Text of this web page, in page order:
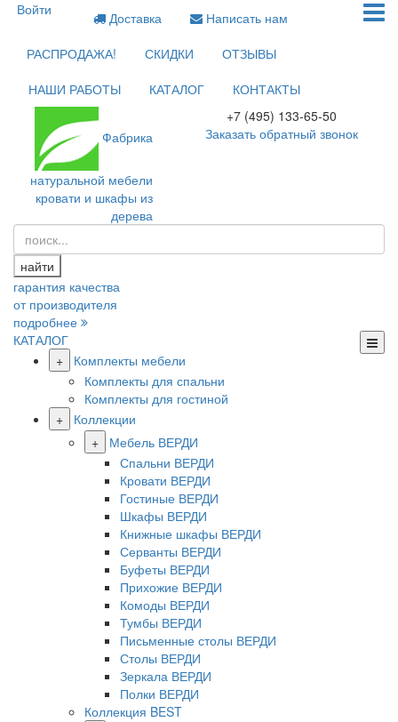
Войти Доставка
Написать нам
РАСПРОДАЖА!
СКИДКИ
ОТЗЫВЫ
НАШИ РАБОТЫ
КАТАЛОГ КОНТАКТЫ
Фабрика
натуральной мебели
кровати и шкафы из
дерева
+7 (495) 133-65-50
Заказать обратный звонок
найти
гарантия качества
от производителя
подробнее
КАТАЛОГ
+
Комплекты мебели
Комплекты для спальни
Комплекты для гостиной
+
Коллекции
+
Мебель ВЕРДИ
Спальни ВЕРДИ
Кровати ВЕРДИ
Гостиные ВЕРДИ
Шкафы ВЕРДИ
Книжные шкафы ВЕРДИ
Серванты ВЕРДИ
Буфеты ВЕРДИ
Прихожие ВЕРДИ
Комоды ВЕРДИ
Тумбы ВЕРДИ
Письменные столы ВЕРДИ
Столы ВЕРДИ
Зеркала ВЕРДИ
Полки ВЕРДИ
Коллекция BEST